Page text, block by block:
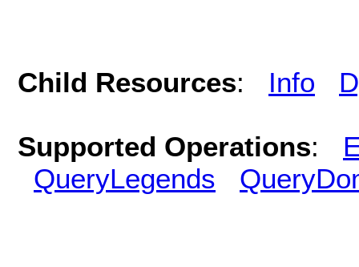
Child Resources: Info
Supported Operations:
QueryLegends